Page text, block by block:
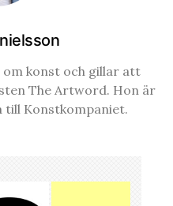
om konst och gillar att
The Artword. Hon är
till Konstkompaniet.